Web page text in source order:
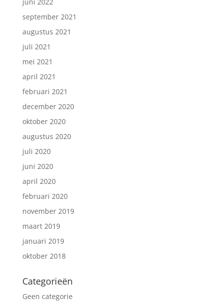
september 2021
augustus 2021
juli 2021
mei 2021
april 2021
februari 2021
december 2020
oktober 2020
augustus 2020
juli 2020
juni 2020
april 2020
februari 2020
november 2019
maart 2019
januari 2019
oktober 2018
Categorieën
Geen categorie